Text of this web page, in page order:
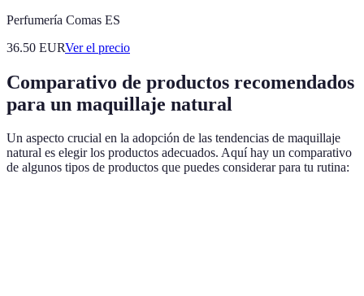
Perfumería Comas ES
36.50 EURVer el precio
Comparativo de productos recomendados
para un maquillaje natural
Un aspecto crucial en la adopción de las tendencias de maquillaje
natural es elegir los productos adecuados. Aquí hay un comparativo
de algunos tipos de productos que puedes considerar para tu rutina: